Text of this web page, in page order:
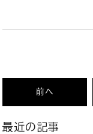
前へ
最近の記事